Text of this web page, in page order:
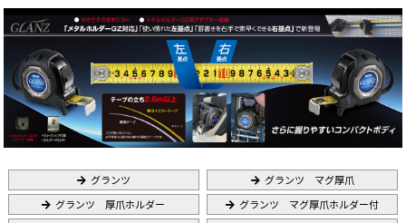
グランツ グランツ マグ厚爪
グランツ 厚爪ホルダー グランツ マグ厚爪ホルダー付